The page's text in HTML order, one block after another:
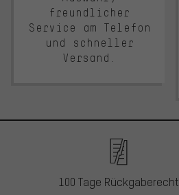
freundlicher
Service am Telefon
und schneller
Versand.
100 Tage Rückgaberecht